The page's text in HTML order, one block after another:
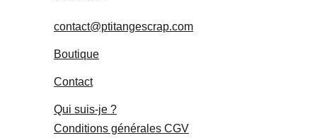
contact@ptitangescrap.com
Conditions générales CGV
Boutique
Contact
Qui suis-je ?